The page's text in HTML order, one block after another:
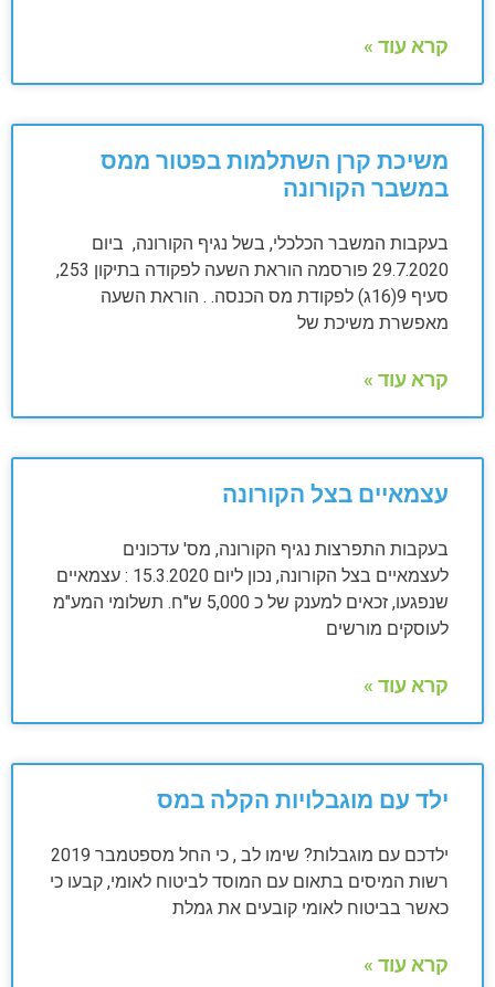
קרא עוד »
משיכת קרן השתלמות בפטור ממס
במשבר הקורונה
בעקבות המשבר הכלכלי, בשל נגיף הקורונה, ביום
29.7.2020 פורסמה הוראת השעה לפקודה בתיקון 253,
סעיף 9(16ג) לפקודת מס הכנסה. . הוראת השעה
מאפשרת משיכת של
קרא עוד »
עצמאיים בצל הקורונה
בעקבות התפרצות נגיף הקורונה, מס' עדכונים
לעצמאיים בצל הקורונה, נכון ליום 15.3.2020 : עצמאיים
שנפגעו, זכאים למענק של כ 5,000 ש"ח. תשלומי המע"מ
לעוסקים מורשים
קרא עוד »
ילד עם מוגבלויות הקלה במס
ילדכם עם מוגבלות? שימו לב , כי החל מספטמבר 2019
רשות המיסים בתאום עם המוסד לביטוח לאומי, קבעו כי
כאשר בביטוח לאומי קובעים את גמלת
קרא עוד »